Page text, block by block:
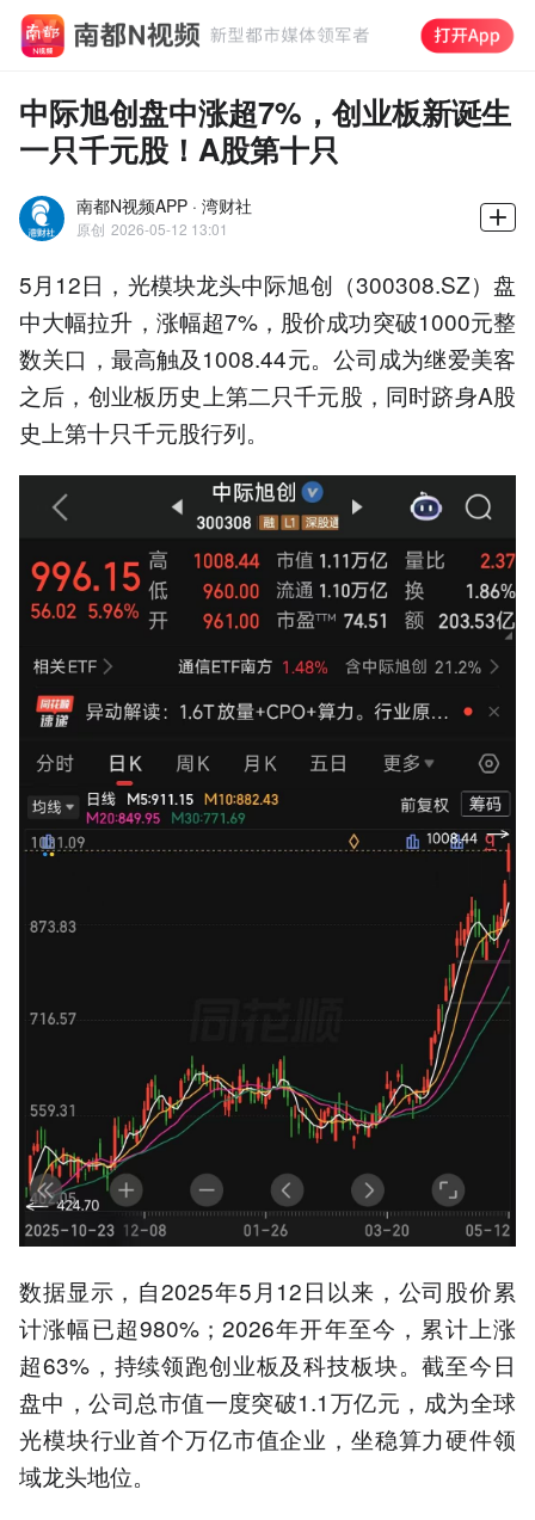
中际旭创盘中涨超7%，创业板新诞生
一只千元股！A股第十只
南都N视频APP · 湾财社
原创 2026-05-12 13:01
5月12日，光模块龙头中际旭创（300308.SZ）盘
中大幅拉升，涨幅超7%，股价成功突破1000元整
数关口，最高触及1008.44元。公司成为继爱美客
之后，创业板历史上第二只千元股，同时跻身A股
史上第十只千元股行列。
数据显示，自2025年5月12日以来，公司股价累
计涨幅已超980%；2026年开年至今，累计上涨
超63%，持续领跑创业板及科技板块。截至今日
盘中，公司总市值一度突破1.1万亿元，成为全球
光模块行业首个万亿市值企业，坐稳算力硬件领
域龙头地位。